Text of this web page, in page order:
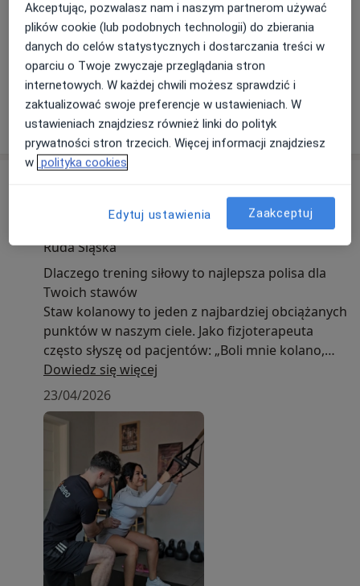
Zobacz galerię (4)
Pokaż więcejo doświadczeniu
mgr Szymon Woźniak
Pocztowa 7/4, 1, wejscie od parkingu, 41-710
Ruda Śląska
Dlaczego trening siłowy to najlepsza polisa dla
Twoich stawów
Staw kolanowy to jeden z najbardziej obciążanych
punktów w naszym ciele. Jako fizjoterapeuta
często słyszę od pacjentów: „Boli mnie kolano,
więc muszę przestać ćwiczyć”. Moja odpowiedź
brzmi: Wręcz przeciwnie – musisz zacząć ćwiczyć,
ale mądrzej.
W świecie rehabilitacji kolano nazywamy
„zakładnikiem biodra i stopy”. Większość jego
problemów – od bólów rzepki, przez uszkodzenia
łąkotek, aż po zmiany zwyrodnieniowe – wynika z
faktu, że mięśnie otaczające staw są zbyt słabe,
by przejąć na siebie siły uderzenia.
Dlaczego kolano potrzebuje siły?
Dowiedz się więcej
23/04/2026
Akceptując, pozwalasz nam i naszym partnerom używać
plików cookie (lub podobnych technologii) do zbierania
danych do celów statystycznych i dostarczania treści w
oparciu o Twoje zwyczaje przeglądania stron
internetowych. W każdej chwili możesz sprawdzić i
zaktualizować swoje preferencje w ustawieniach. W
ustawieniach znajdziesz również linki do polityk
prywatności stron trzecich. Więcej informacji znajdziesz
w polityka cookies
Edytuj ustawienia Zaakceptuj